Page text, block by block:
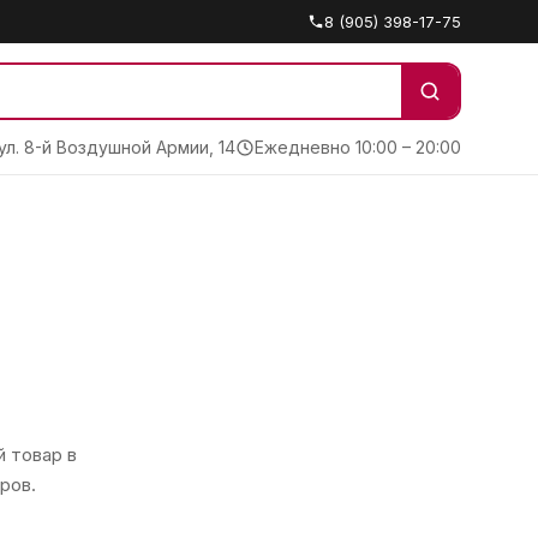
8 (905) 398-17-75
8-й Воздушной Армии, 14 Ежедневно 10:00 – 20:00
товар в